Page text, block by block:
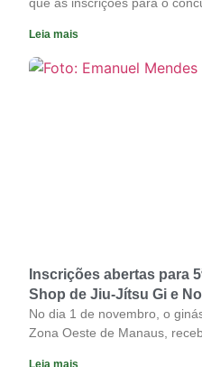
Leia mais
Inscrições abertas para
Shop de Jiu-Jítsu Gi e
No dia 1 de novembro, o
Zona Oeste de Manaus,
Leia mais